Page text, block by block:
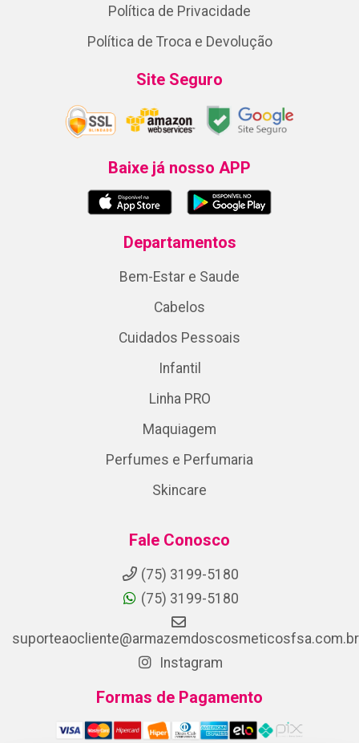
Política de Privacidade
Política de Troca e Devolução
Site Seguro
Baixe já nosso APP
Departamentos
Bem-Estar e Saude
Cabelos
Cuidados Pessoais
Infantil
Linha PRO
Maquiagem
Perfumes e Perfumaria
Skincare
Fale Conosco
(75) 3199-5180
(75) 3199-5180
suporteaocliente@armazemdoscosmeticosfsa.com.br
Instagram
Formas de Pagamento